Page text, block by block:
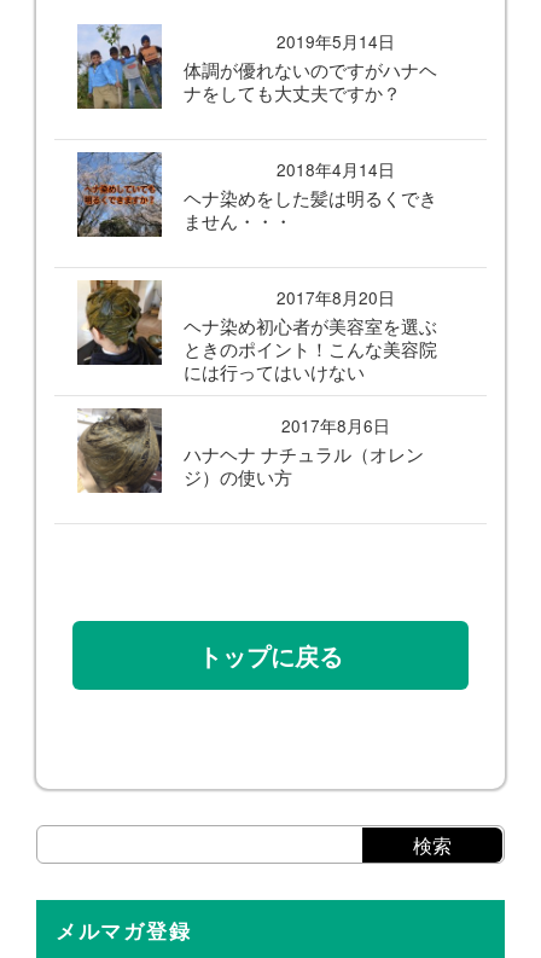
2019年5月14日
体調が優れないのですがハナヘ
ナをしても大丈夫ですか？
2018年4月14日
ヘナ染めをした髪は明るくでき
ません・・・
2017年8月20日
ヘナ染め初心者が美容室を選ぶ
ときのポイント！こんな美容院
には行ってはいけない
2017年8月6日
ハナヘナ ナチュラル（オレン
ジ）の使い方
トップに戻る
メルマガ登録